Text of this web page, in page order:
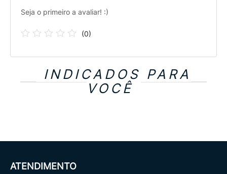
Seja o primeiro a avaliar! :)
(0)
INDICADOS PARA
VOCÊ
ATENDIMENTO